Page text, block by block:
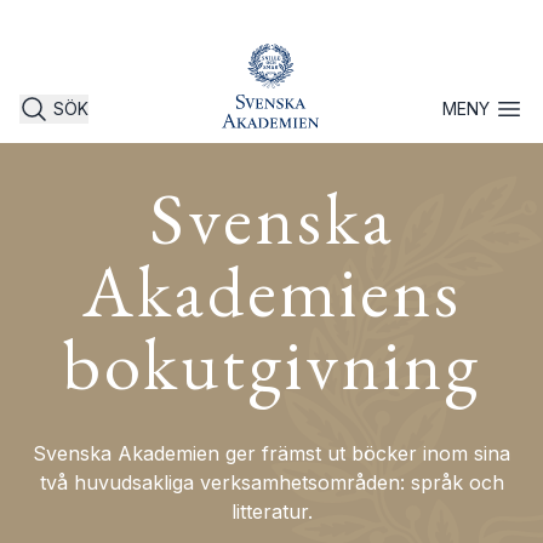
SÖK MENYÖppna
Svenska
Akademiens
bokutgivning
Svenska Akademien ger främst ut böcker inom sina
två huvudsakliga verksamhetsområden: språk och
litteratur.